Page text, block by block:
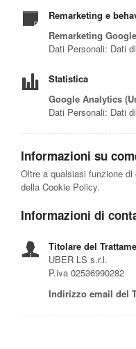
Remarketing e
Remarketing
Dati Personali: Dati
Statistica
Google Analytics
Dati Personali: Dati
Informazioni su
Oltre a qualsiasi funzione
della Cookie Policy.
Informazioni di
Titolare del
UBER LS s.r.l.
P.iva 02536990282
Indirizzo email del